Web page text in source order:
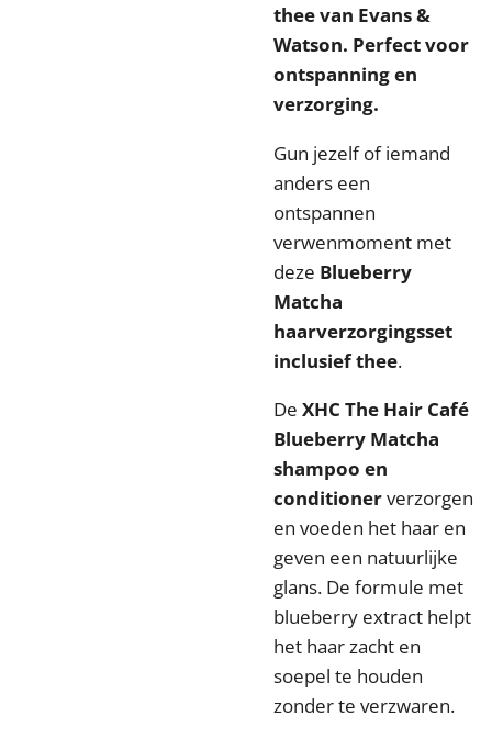
thee van Evans &
Watson. Perfect voor
ontspanning en
verzorging.
Gun jezelf of iemand
anders een
ontspannen
verwenmoment met
deze Blueberry
Matcha
haarverzorgingsset
inclusief thee.
De XHC The Hair Café
Blueberry Matcha
shampoo en
conditionerverzorgen
en voeden het haar en
geven een natuurlijke
glans. De formule met
blueberry extract helpt
het haar zacht en
soepel te houden
zonder te verzwaren.